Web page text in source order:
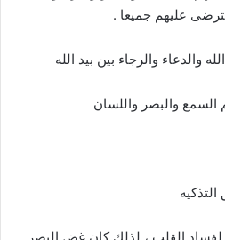
عليهم جميعا .
والدعاء والرجاء بين بيد الله
والبصر واللسان
القلب ، لذلك كان غض البصر